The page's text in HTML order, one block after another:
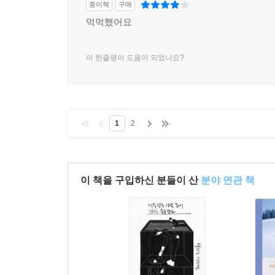
종이책 구매
먹먹했어요
이 한줄평이 도움이 되었나요?
1 2
이 책을 구입하신 분들이 산 분야 연관 책